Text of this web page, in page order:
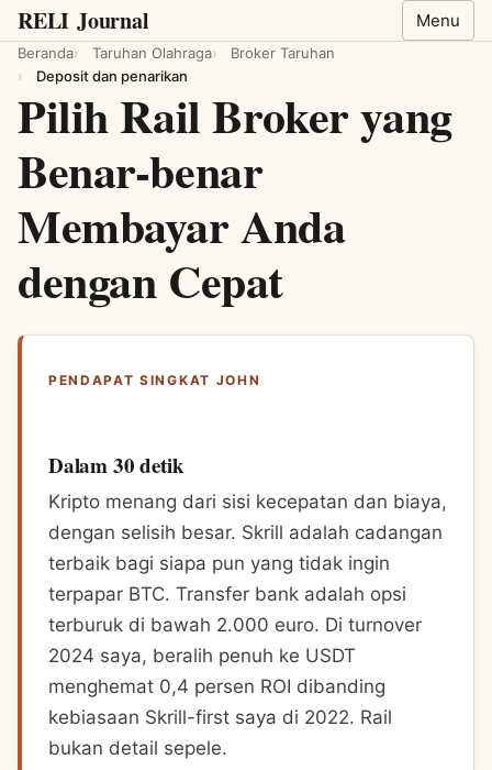
RELI Journal Menu
Beranda Taruhan Olahraga
Broker Taruhan
Deposit dan penarikan
Pilih Rail Broker yang
Benar-benar
Membayar Anda
dengan Cepat
PENDAPAT SINGKAT JOHN
Dalam 30 detik
Kripto menang dari sisi kecepatan dan biaya,
dengan selisih besar. Skrill adalah cadangan
terbaik bagi siapa pun yang tidak ingin
terpapar BTC. Transfer bank adalah opsi
terburuk di bawah 2.000 euro. Di turnover
2024 saya, beralih penuh ke USDT
menghemat 0,4 persen ROI dibanding
kebiasaan Skrill-first saya di 2022. Rail
bukan detail sepele.